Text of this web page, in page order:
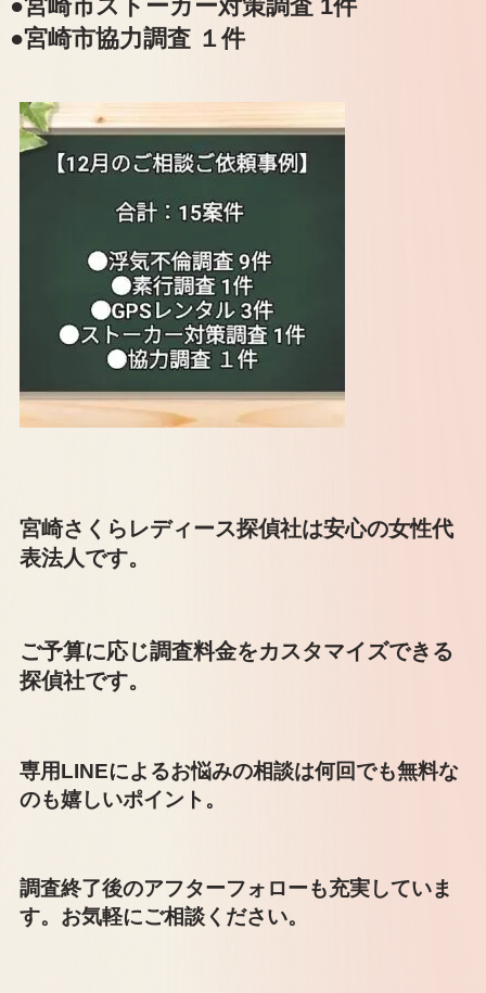
●宮崎市ストーカー対策調査 1件
●宮崎市協力調査 １件
宮崎さくらレディース探偵社は安心の女性代
表法人です。
ご予算に応じ調査料金をカスタマイズできる
探偵社です。
専用LINEによるお悩みの相談は何回でも無料な
のも嬉しいポイント。
調査終了後のアフターフォローも充実していま
す。お気軽にご相談ください。